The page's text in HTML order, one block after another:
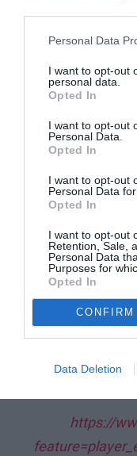
Personal Data
I want to opt-out
personal data.
Opted In
I want to opt-out
Personal Data.
Opted In
I want to opt-out
Personal Data
Opted In
I want to opt-out
Retention, Sale,
Personal Data
Purposes for
Opted In
CONFIRM
Data Deletion
Auteur d’une
lance parfaitement
une équipe
homme de cette
André
https://
Mame
https://